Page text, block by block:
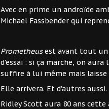
Avec en prime un androïde
Michael Fassbender qui
Prometheusest avant tout un
d'essai : si ça marche, on
suffire à lui même mais
Elle arrivera. Et d'autres aussi.
Ridley Scott aura 80 ans cette